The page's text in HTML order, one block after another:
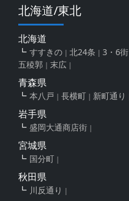
北海道/東北
北海道
すすきの 北24条 3・6街
五稜郭
末広
青森県
本八戸 長横町 新町通り
岩手県
盛岡大通商店街
宮城県
国分町
秋田県
川反通り